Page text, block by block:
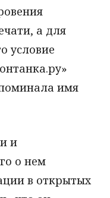
а для
условие
имя
и
о нем
в открытых